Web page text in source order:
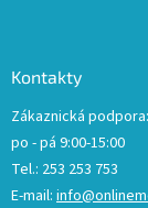
Kontakty
Zákaznická podpora:
po - pá 9:00-15:00
Tel.: 253 253 753
E-mail: